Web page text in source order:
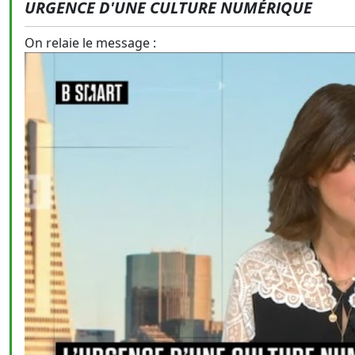
URGENCE D'UNE CULTURE NUMÉRIQUE
On relaie le message :